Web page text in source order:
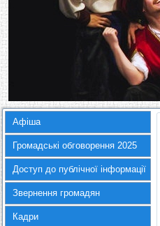
Афіша
Громадські обговорення 2025
Доступ до публічної інформації
Звернення громадян
Кадри